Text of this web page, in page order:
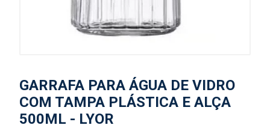
GARRAFA PARA ÁGUA DE VIDRO
COM TAMPA PLÁSTICA E ALÇA
500ML - LYOR